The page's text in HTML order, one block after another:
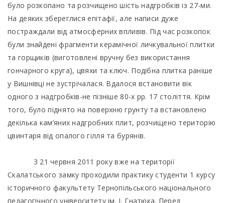
було розкопано та розчищено шість надгробків із 27-ми.
На деяких збереглися епітафії, але написи дуже
постраждали від атмосферних впливів. Під час розкопок
були знайдені фрагменти керамічної личкувальної плитки
та горщиків (виготовлені вручну без використання
гончарного круга), цвяхи та ключ. Подібна плитка раніше
у Вишнівці не зустрічалася. Вдалося встановити вік
одного з надгробків-не пізніше 80-х рр. 17 століття. Крім
того, було піднято на поверхню грунту та встановлено
декілька кам’яних надгробних плит, розчищено територію
цвинтаря від опалого гілля та бурянів.
3 21 червня 2011 року вже на території
Скалатського замку проходили практику студенти 1 курсу
історичного факультету Тернопільського національного
педагогічного університету ім. І. Гнатюка. Перед